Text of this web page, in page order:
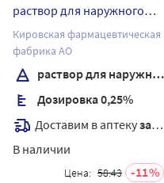
раствор для наружного
применения спиртовой 25
мл
Кировская фармацевтическая
фабрика АО
раствор для наружного применения спиртовой
Дозировка 0,25%
Доставим в аптекузавтра
В наличии
Цена: 58.43 11